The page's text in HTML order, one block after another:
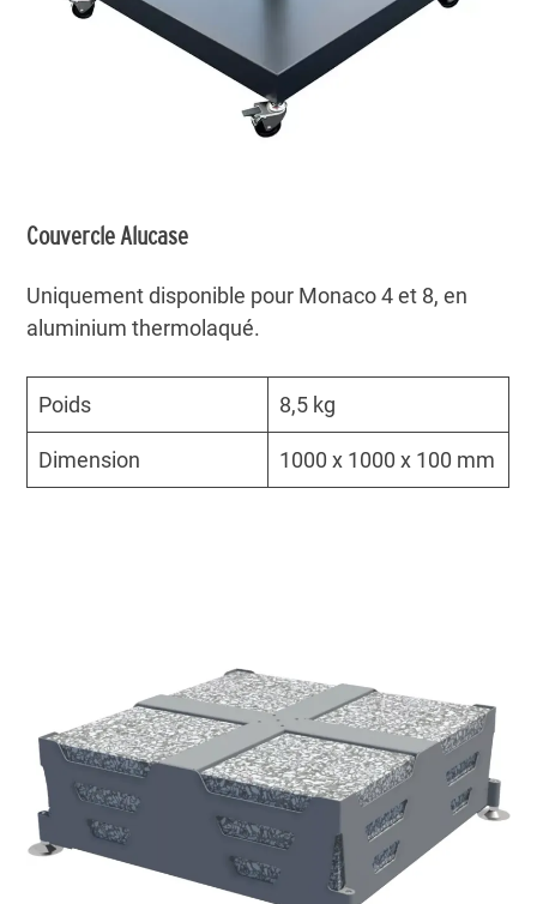
Couvercle Alucase
Uniquement disponible pour Monaco 4 et 8, en
aluminium thermolaqué.
Poids 8,5 kg
Dimension 1000 x 1000 x 100 mm